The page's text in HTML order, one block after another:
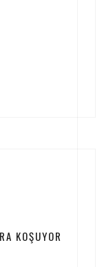
KOŞUYOR